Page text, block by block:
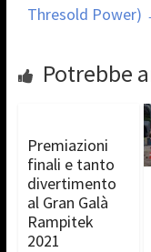
Thresold Power)
Potrebbe
Premiazioni
finali e tanto
divertimento
al Gran Galà
Rampitek
2021